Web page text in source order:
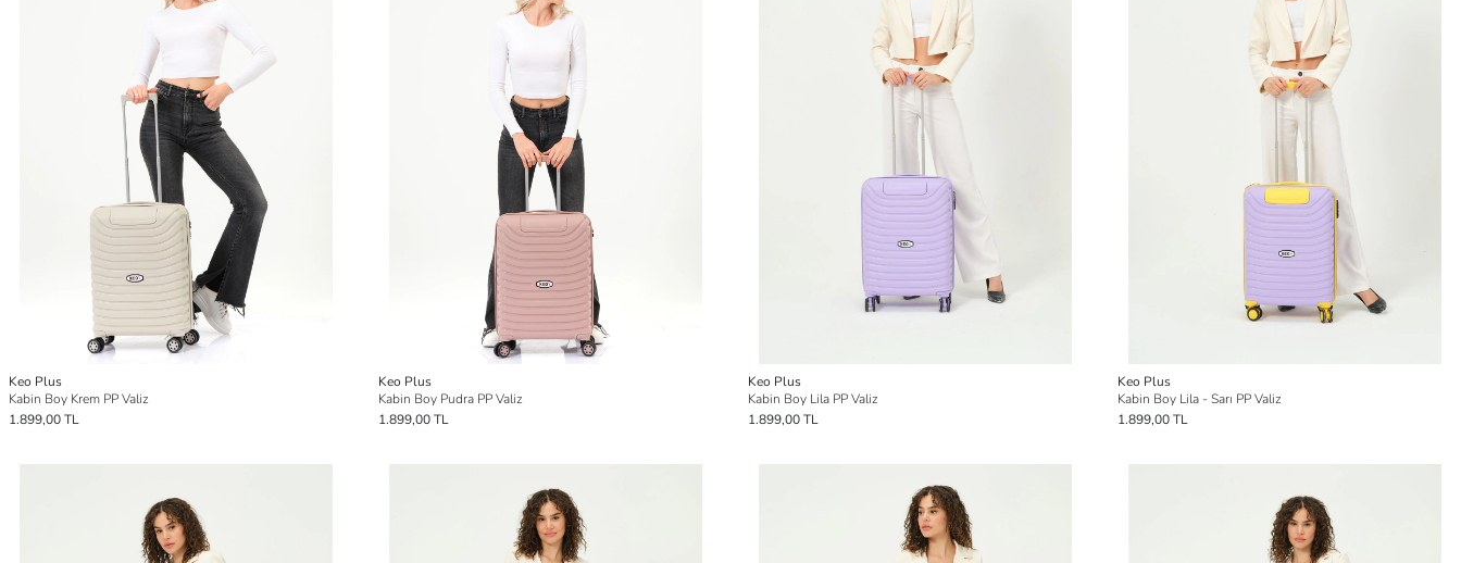
Keo Plus
Kabin Boy Krem PP Valiz
1.899,00 TL
Keo Plus
Kabin Boy Pudra PP Valiz
1.899,00 TL
Keo Plus
Kabin Boy Lila PP Valiz
1.899,00 TL
Keo Plus
Kabin Boy Lila - Sarı PP Valiz
1.899,00 TL